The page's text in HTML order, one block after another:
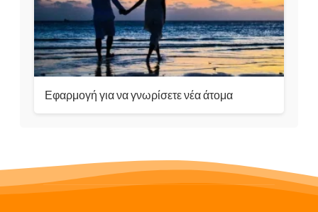
Εφαρμογή για να γνωρίσετε νέα άτομα